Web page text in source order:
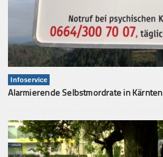
Infoservice
Alarmierende Selbstmordrate in Kärnten